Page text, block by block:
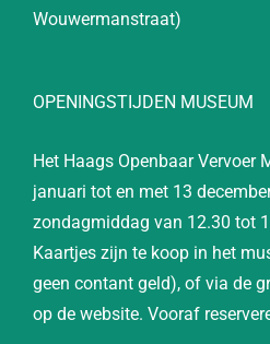
Wouwermanstraat)
OPENINGSTIJDEN MUSEUM
Het Haags Openbaar Vervoer
januari tot en met 13
zondagmiddag van 12.30 tot
Kaartjes zijn te koop in het
geen contant geld), of via de
op de website. Vooraf